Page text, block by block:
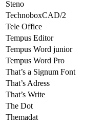
Steno
TechnoboxCAD/2
Tele Office
Tempus Editor
Tempus Word junior
Tempus Word Pro
That’s a Signum Font
That’s Adress
That’s Write
The Dot
Themadat